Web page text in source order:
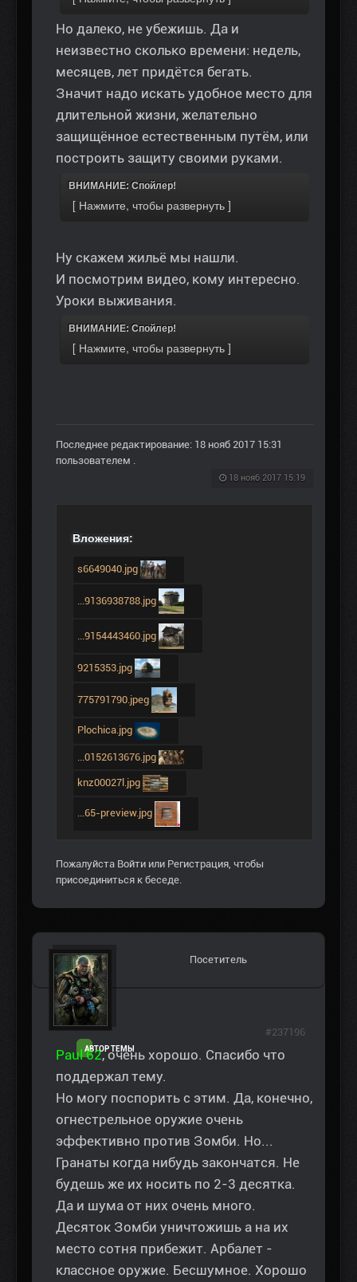
Но далеко, не убежишь. Да и
неизвестно сколько времени: недель,
месяцев, лет придётся бегать.
Значит надо искать удобное место для
длительной жизни, желательно
защищённое естественным путём, или
построить защиту своими руками.
ВНИМАНИЕ: Спойлер!
Ну скажем жильё мы нашли.
И посмотрим видео, кому интересно.
Уроки выживания.
ВНИМАНИЕ: Спойлер!
Последнее редактирование: 18 нояб 2017 15:31
пользователем
18 нояб 2017 15:19
Вложения:
s6649040.jpg
...9136938788.jpg
...9154443460.jpg
9215353.jpg
775791790.jpeg
Plochica.jpg
...0152613676.jpg
knz00027l.jpg
...65-preview.jpg
Пожалуйста Войти или Регистрация , чтобы
присоединиться к беседе.
АВТОР ТЕМЫ
Посетитель
Paul 62, очень хорошо. Спасибо что
поддержал тему.
Но могу поспорить с этим. Да, конечно,
огнестрельное оружие очень
эффективно против Зомби. Но...
Гранаты когда нибудь закончатся. Не
будешь же их носить по 2-3 десятка.
Да и шума от них очень много.
Десяток Зомби уничтожишь а на их
место сотня прибежит. Арбалет -
классное оружие. Бесшумное. Хорошо
#237196